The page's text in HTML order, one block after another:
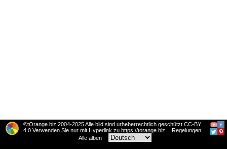
©tOrange.biz 2004-2025 Alle bild sind urheberrechtlich geschützt CC-BY
4.0 Verwenden Sie nur mit Hyperlink zu https://torange.biz
Regelungen
Alle alben